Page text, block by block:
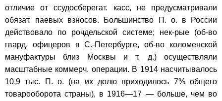
отличие от ссудосберегат. касс, не предусматривали
обязат. паевых взносов. Большинство П. о. в России
действовало по рочдельской системе; нек-рые (об-во
гвард. офицеров в С.-Петербурге, об-во коломенской
мануфактуры близ Москвы и т. д.) осуществляли
масштабные коммерч. операции. В 1914 насчитывалось
10,9 тыс. П. о. (на их долю приходилось 7% общего
товарооборота страны), в 1916—17 — больше, чем во